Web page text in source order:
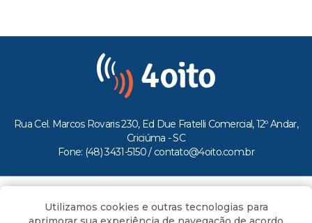
Rua Cel. Marcos Rovaris 230, Ed Due Fratelli Comercial, 12º Andar,
Criciúma - SC
Fone: (48) 3431-5150 / contato@4oito.com.br
Todos os direitos reservados ao Portal 4oito
Utilizamos cookies e outras tecnologias para